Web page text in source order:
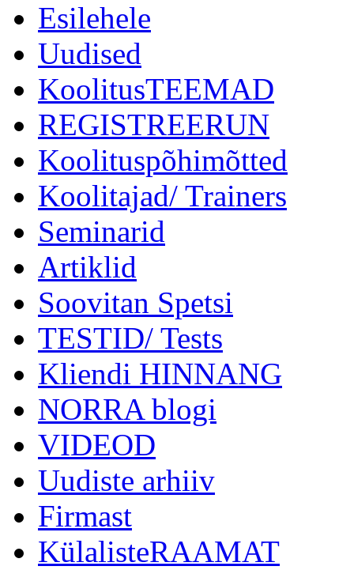
Esilehele
Uudised
KoolitusTEEMAD
REGISTREERUN
Koolituspõhimõtted
Koolitajad/ Trainers
Seminarid
Artiklid
Soovitan Spetsi
TESTID/ Tests
Kliendi HINNANG
NORRA blogi
VIDEOD
Uudiste arhiiv
Firmast
KülalisteRAAMAT